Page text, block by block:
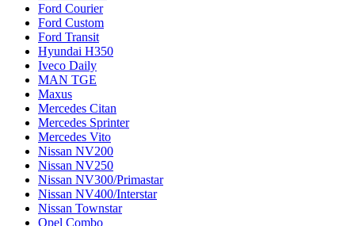
Ford Courier
Ford Custom
Ford Transit
Hyundai H350
Iveco Daily
MAN TGE
Maxus
Mercedes Citan
Mercedes Sprinter
Mercedes Vito
Nissan NV200
Nissan NV250
Nissan NV300/Primastar
Nissan NV400/Interstar
Nissan Townstar
Opel Combo